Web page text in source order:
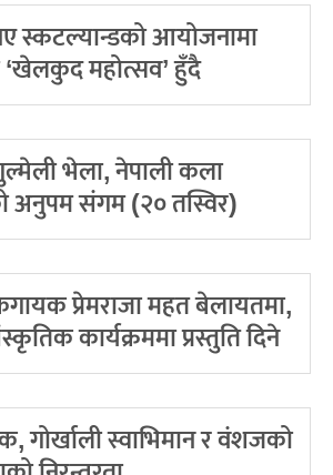
स्कटल्यान्डको आयोजनामा
‘खेलकुद महोत्सव’ हुँदै
भेला, नेपाली कला
अनुपम संगम (२० तस्विर)
प्रेमराजा महत बेलायतमा,
कार्यक्रममा प्रस्तुति दिने
गोर्खाली स्वाभिमान र वंशजको